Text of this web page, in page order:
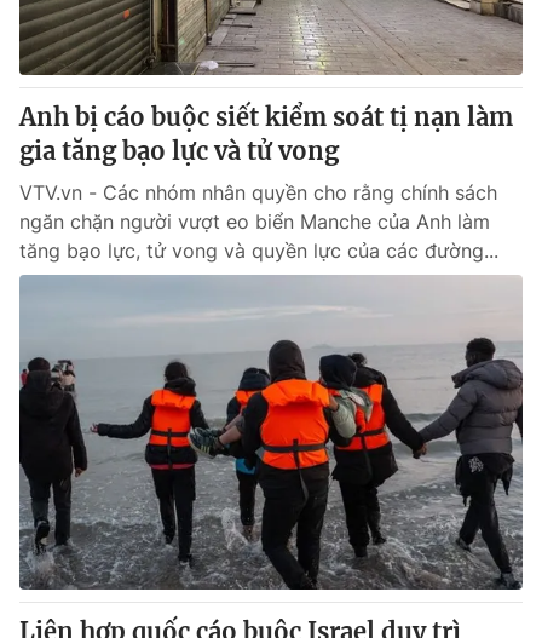
Anh bị cáo buộc siết kiểm soát tị nạn làm
gia tăng bạo lực và tử vong
VTV.vn - Các nhóm nhân quyền cho rằng chính sách
ngăn chặn người vượt eo biển Manche của Anh làm
tăng bạo lực, tử vong và quyền lực của các đường...
Liên hợp quốc cáo buộc Israel duy trì